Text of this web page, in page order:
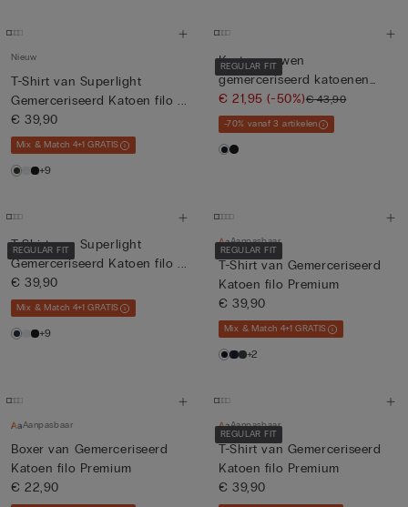
Nieuw
T-Shirt van Superlight
Gemerceriseerd Katoen filo ...
€ 39,90
Mix & Match 4+1 GRATIS
+9
REGULAR FIT
Korte mouwen
gemerceriseerd katoenen
poloshirt met...
€ 21,95(-50%)€ 43,90
-70% vanaf 3 artikelen
REGULAR FIT
T-Shirt van Superlight
Gemerceriseerd Katoen filo ...
€ 39,90
Mix & Match 4+1 GRATIS
+9
REGULAR FIT
Aanpasbaar
T-Shirt van Gemerceriseerd
Katoen filo Premium
€ 39,90
Mix & Match 4+1 GRATIS
+2
Aanpasbaar
Boxer van Gemerceriseerd
Katoen filo Premium
€ 22,90
REGULAR FIT
Aanpasbaar
T-Shirt van Gemerceriseerd
Katoen filo Premium
€ 39,90